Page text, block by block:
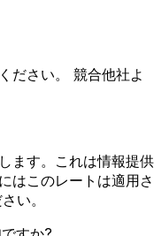
ださい。 競合他社よ
ます。これは情報提供
はこのレートは適用さ
い。